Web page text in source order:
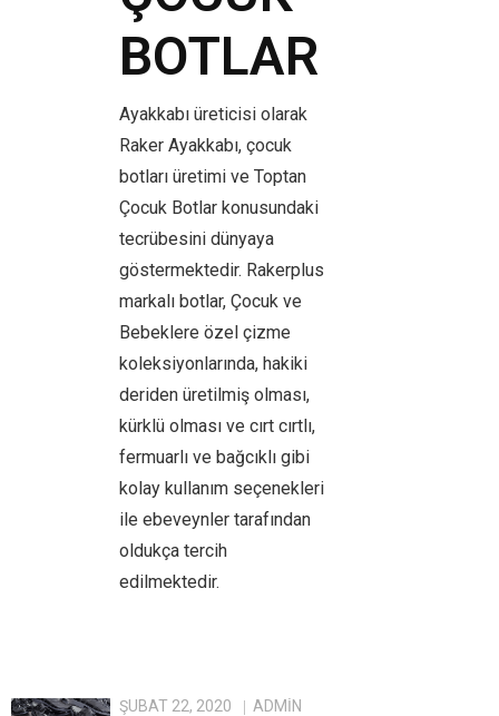
BOTLAR
Ayakkabı üreticisi olarak
Raker Ayakkabı, çocuk
botları üretimi ve Toptan
Çocuk Botlar konusundaki
tecrübesini dünyaya
göstermektedir. Rakerplus
markalı botlar, Çocuk ve
Bebeklere özel çizme
koleksiyonlarında, hakiki
deriden üretilmiş olması,
kürklü olması ve cırt cırtlı,
fermuarlı ve bağcıklı gibi
kolay kullanım seçenekleri
ile ebeveynler tarafından
oldukça tercih
edilmektedir.
ŞUBAT 22, 2020
ADMIN